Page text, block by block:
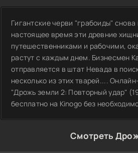
Гигантские черви "грабоиды"
настоящее время эти древние
путешественниками и рабочими,
растут с каждым днем. Бизнесмен
отправляется в штат Невада в
несколько из этих тварей....
"Дрожь земли 2: Повторный удар"
бесплатно на Kinogo без
Смотреть